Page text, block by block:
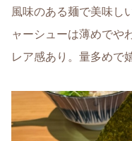
風味のある麺で美味し
ャーシューは薄めでや
レア感あり。量多めで